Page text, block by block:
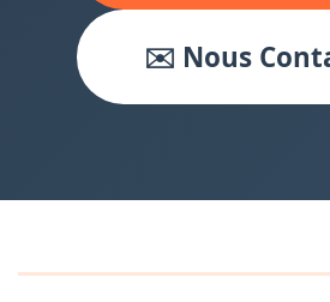
✉️ Nous